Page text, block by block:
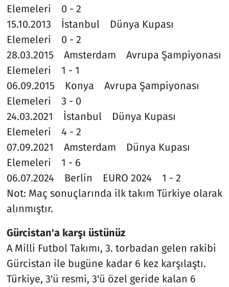
Elemeleri 0 - 2
15.10.2013 İstanbul Dünya Kupası
Elemeleri 0 - 2
28.03.2015 Amsterdam Avrupa Şampiyonası
Elemeleri 1 - 1
06.09.2015 Konya Avrupa Şampiyonası
Elemeleri 3 - 0
24.03.2021 İstanbul Dünya Kupası
Elemeleri 4 - 2
07.09.2021 Amsterdam Dünya Kupası
Elemeleri 1 - 6
06.07.2024 Berlin EURO 2024 1 - 2
Not: Maç sonuçlarında ilk takım Türkiye olarak
alınmıştır.
Gürcistan'a karşı üstünüz
A Milli Futbol Takımı, 3. torbadan gelen rakibi
Gürcistan ile bugüne kadar 6 kez karşılaştı.
Türkiye, 3'ü resmi, 3'ü özel geride kalan 6